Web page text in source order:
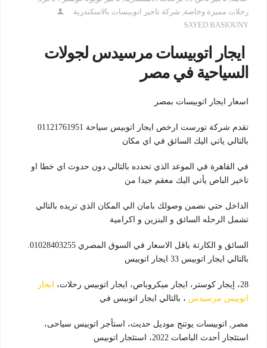
رحلات مميزة وخاصة, شركة تاجير اتوبيسات بالاسكندرية
SAYED BASIOUNY
ايجار اتوبيسات مرسيدس لجولات
السياحية في مصر
اسعار ايجار اتوبيسات بمصر
تقدم شركة تورست ارخص ايجار اتوبيس سياحة 01121761951
بالتالي ياتي اليك السائق في اي مكان
في القاهرة في الموعد الذي تحدده بالتالي دون حدوث اي خطا او
تاخير الباص يأتي اليك معقم جيدا من
الداخل حتي نضمن وصولك بامان الي المكان الذي تريده بالتالي
تشمل الرحله السائق و البنزين و اكرامية
السائق و الكارتة باقل الاسعار في السوق المصري 01028403255.
بالتالي
ايجار اتوبيس 33 ايجار اتوبيس
28، إيجار كوستر، ايجار ميكروباص، ايجار اتوبيس رحلات،
ايجار
اتوبيس مرسيدس ، بالتالي ايجار اتوبيس في
مصر, اتوبيسات يوتنج موديل حديث، استأجر اتوبيس سياحى،
استئجار
أحدث الباصات 2022، استئجار اتوبيس